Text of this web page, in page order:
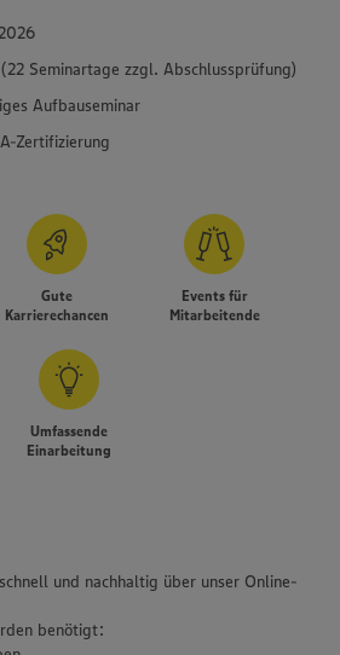
Seminartage zzgl. Abschlussprüfung)
Aufbauseminar
Zertifizierung
Gute
Karrierechancen
Events für
Mitarbeitende
Umfassende
Einarbeitung
und nachhaltig über unser Online-
benötigt: